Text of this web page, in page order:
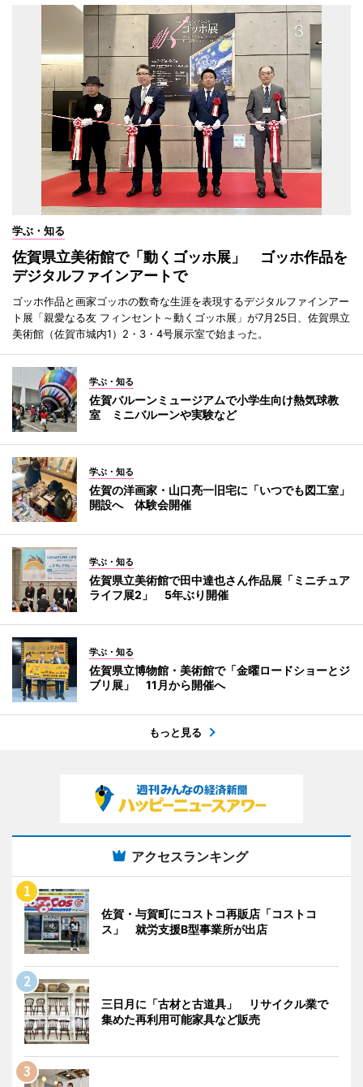
学ぶ・知る
佐賀県立美術館で「動くゴッホ展」 ゴッホ作品を
デジタルファインアートで
ゴッホ作品と画家ゴッホの数奇な生涯を表現するデジタルファインアー
ト展「親愛なる友 フィンセント～動くゴッホ展」が7月25日、佐賀県立
美術館（佐賀市城内1）2・3・4号展示室で始まった。
学ぶ・知る
佐賀バルーンミュージアムで小学生向け熱気球教
室 ミニバルーンや実験など
学ぶ・知る
佐賀の洋画家・山口亮一旧宅に「いつでも図工室」
開設へ 体験会開催
学ぶ・知る
佐賀県立美術館で田中達也さん作品展「ミニチュア
ライフ展2」 5年ぶり開催
学ぶ・知る
佐賀県立博物館・美術館で「金曜ロードショーとジ
ブリ展」 11月から開催へ
もっと見る
アクセスランキング
佐賀・与賀町にコストコ再販店「コストコ
ス」 就労支援B型事業所が出店
三日月に「古材と古道具」 リサイクル業で
集めた再利用可能家具など販売